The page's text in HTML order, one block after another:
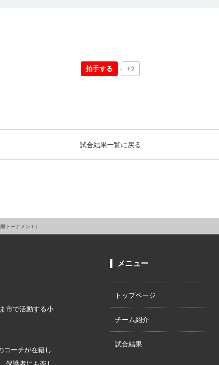
拍手する +2
試合結果一覧に戻る
トーナメント）
市で活動する小
コーチが在籍し
メニュー
トップページ
チーム紹介
試合結果